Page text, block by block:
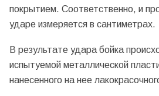
покрытием. Соответственно, и
ударе измеряется в сантиметрах.
В результате удара бойка
испытуемой металлической
нанесенного на нее